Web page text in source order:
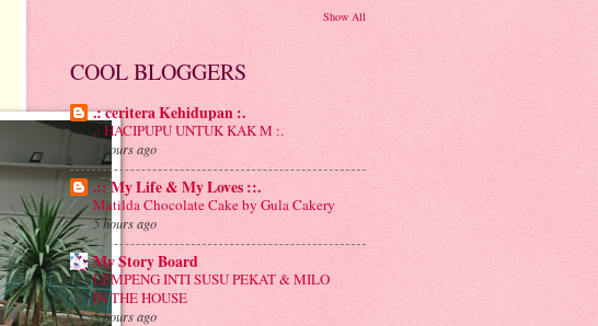
Show All
COOL BLOGGERS
.: ceritera Kehidupan :.
.: HACIPUPU UNTUK KAK M :.
3 hours ago
.:: My Life & My Loves ::.
Matilda Chocolate Cake by Gula Cakery
5 hours ago
My Story Board
LEMPENG INTI SUSU PEKAT & MILO
IN THE HOUSE
5 hours ago